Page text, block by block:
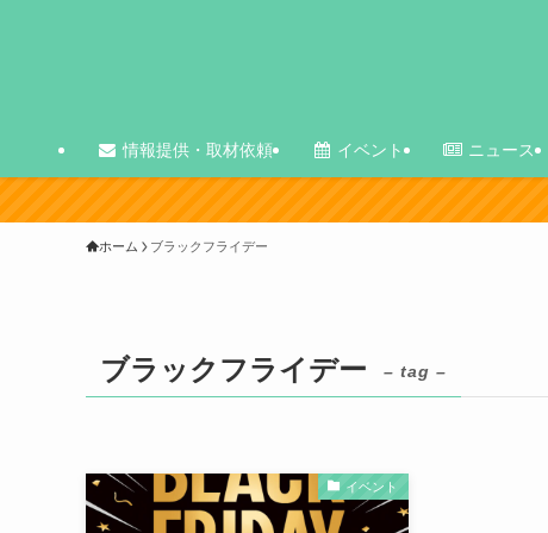
情報提供・取材依頼 イベント ニュース
ホーム ブラックフライデー
ブラックフライデー – tag –
イベント